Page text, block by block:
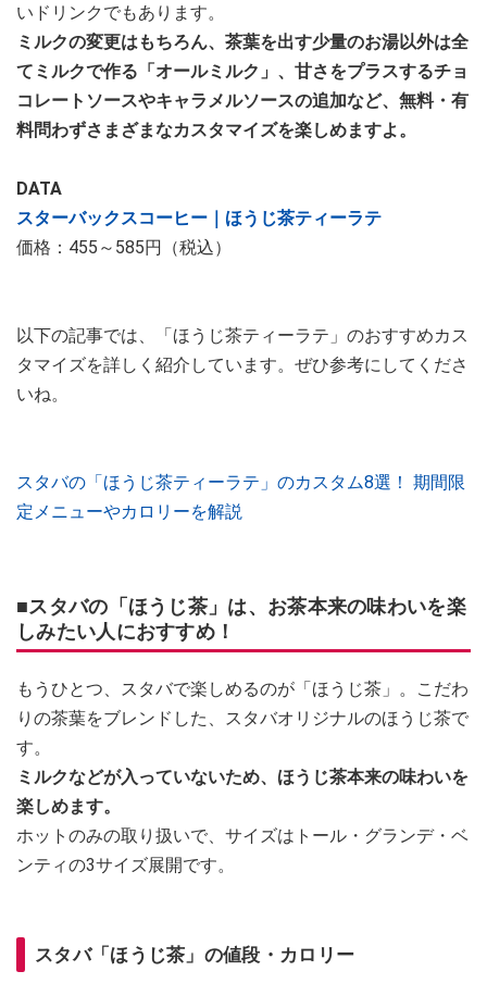
いドリンクでもあります。
ミルクの変更はもちろん、茶葉を出す少量のお湯以外は全
てミルクで作る「オールミルク」、甘さをプラスするチョ
コレートソースやキャラメルソースの追加など、無料・有
料問わずさまざまなカスタマイズを楽しめますよ。
DATA
スターバックスコーヒー｜ほうじ茶ティーラテ
価格：455～585円（税込）
以下の記事では、「ほうじ茶ティーラテ」のおすすめカス
タマイズを詳しく紹介しています。ぜひ参考にしてくださ
いね。
スタバの「ほうじ茶ティーラテ」のカスタム8選！ 期間限
定メニューやカロリーを解説
■スタバの「ほうじ茶」は、お茶本来の味わいを楽
しみたい人におすすめ！
もうひとつ、スタバで楽しめるのが「ほうじ茶」。こだわ
りの茶葉をブレンドした、スタバオリジナルのほうじ茶で
す。
ミルクなどが入っていないため、ほうじ茶本来の味わいを
楽しめます。
ホットのみの取り扱いで、サイズはトール・グランデ・ベ
ンティの3サイズ展開です。
スタバ「ほうじ茶」の値段・カロリー